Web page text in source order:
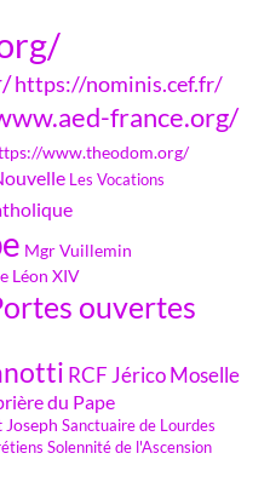
https://nominis.cef.fr/
france.org/
www.theodom.org/
Les Vocations
Mgr Vuillemin
Léon XIV
ouvertes
RCF Jérico Moselle
du Pape
Joseph Sanctuaire de Lourdes
Solennité de l'Ascension